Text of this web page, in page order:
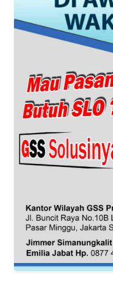
WN
WN
KEPRI
WN
PAPUA
WN
WN
RIAU
WN
SERAMBI